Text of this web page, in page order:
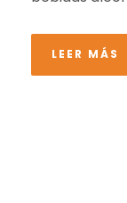
LEER MÁS